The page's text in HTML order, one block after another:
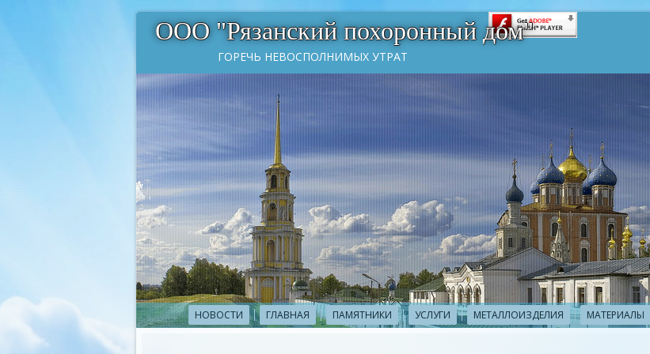
ООО "Рязанский похоронный дом"
ГОРЕЧЬ НЕВОСПОЛНИМЫХ УТРАТ
НОВОСТИ ГЛАВНАЯ ПАМЯТНИКИ УСЛУГИ МЕТАЛЛОИЗДЕЛИЯ МАТЕРИАЛЫ